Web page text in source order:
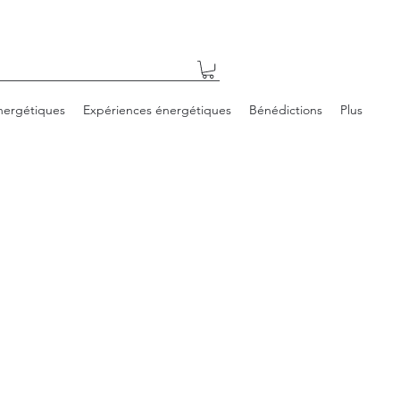
Expériences énergétiques Bénédictions Plus